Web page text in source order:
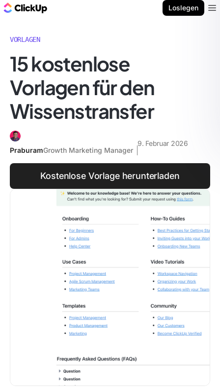
Loslegen
VORLAGEN
15 kostenlose
Vorlagen für den
Wissenstransfer
PraburamGrowth Marketing Manager
9. Februar 2026
Kostenlose Vorlage herunterladen